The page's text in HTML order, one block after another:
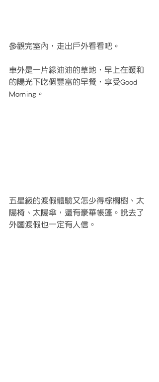
參觀完室內，走出戶外看看吧。
車外是一片綠油油的草地，早上在暖和
的陽光下吃個豐富的早餐，享受Good
Morning。
五星級的渡假體驗又怎少得棕櫚樹、太
陽椅、太陽傘，還有豪華帳蓬。說去了
外國渡假也一定有人信。